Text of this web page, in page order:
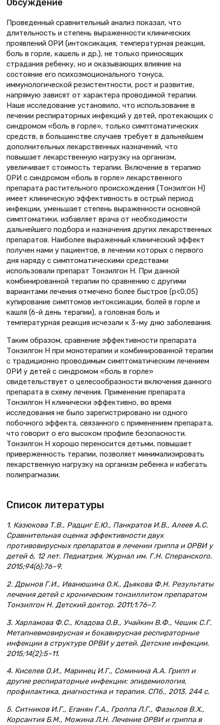
Обсуждение
Проведенный сравнительный анализ показал, что
длительность и степень выраженности клинических
проявлений ОРИ (интоксикация, температурная реакция,
боль в горле, кашель и др.), не только приносящих
страдания ребенку, но и оказывающих влияние на
состояние его психоэмоционального тонуса,
иммунологической резистентности, рост и развитие,
напрямую зависят от характера проводимой терапии.
Наше исследование установило, что использование в
лечении респираторных инфекций у детей, протекающих с
синдромом «боль в горле», только симптоматических
средств, в большинстве случаев требует в дальнейшем
дополнительных лекарственных назначений, что
повышает лекарственную нагрузку на организм,
увеличивает стоимость терапии. Включение в терапию
ОРИ с синдромом «боль в горле» лекарственного
препарата растительного происхождения (Тонзилгон Н)
имеет клиническую эффективность в острый период
инфекции, уменьшает степень выраженности основной
симптоматики, избавляет врача от необходимости
дальнейшего подбора и назначения других лекарственных
препаратов. Наиболее выраженный клинический эффект
получен нами у пациентов, в лечении которых с первого
дня наряду с симптоматическими средствами
использовали препарат Тонзилгон Н. При данной
комбинированной терапии по сравнению с другими
вариантами лечения отмечено более быстрое (p<0,05)
купирование симптомов интоксикации, болей в горле и
кашля (6-й день терапии), а головная боль и
температурная реакция исчезали к 3-му дню заболевания.
Таким образом, сравнение эффективности препарата
Тонзилгон Н при монотерапии и комбинированной терапии
с традиционно проводимым симптоматическим лечением
ОРИ у детей с синдромом «боль в горле»
свидетельствует о целесообразности включения данного
препарата в схему лечения. Применение препарата
Тонзилгон Н клинически эффективно, во время
исследования не было зарегистрировано ни одного
побочного эффекта, связанного с применением препарата,
что говорит о его высоком профиле безопасности.
Тонзилгон Н хорошо переносится детьми, повышает
приверженность терапии, позволяет минимализировать
лекарственную нагрузку на организм ребенка и избегать
полипрагмазии.
Список литературы
1. Казюкова Т.В., Радциг Е.Ю., Панкратов И.В., Алеев А.С.
Сравнительная оценка эффективности двух
противовирусных препаратов в лечении гриппа и ОРВИ у
детей 6, 12 лет. Педиатрия. Журнал им. Г.Н. Сперанского.
2015;94(6):76–9.
2. Дрынов Г.И., Иванюшина О.К., Дьякова Ф.Н. Результаты
лечения детей с хроническим тонзиллитом препаратом
Тонзилгон Н. Детский доктор. 2011;1:76–7.
3. Харламова Ф.С., Кладова О.В., Учайкин В.Ф., Чешик С.Г.
Метапневмовирусная и бокавирусная респираторные
инфекции в структуре ОРВИ у детей. Детские инфекции.
2015;14(2):5–11.
4. Киселев О.И., Маринец И.Г., Соминина А.А. Грипп и
другие респираторные инфекции: эпидемиология,
профилактика, диагностика и терапия. СПб., 2013. 244 с.
5. Ситников И.Г., Еганян Г.А., Гроппа Л.Г., Фазылов В.Х.,
Корсантия Б.М., Можина Л.Н. Лечение ОРВИ и гриппа в